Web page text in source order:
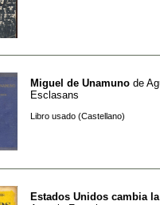
Miguel de Unamuno de
Esclasans
Libro usado (Castellano)
Estados Unidos cambia